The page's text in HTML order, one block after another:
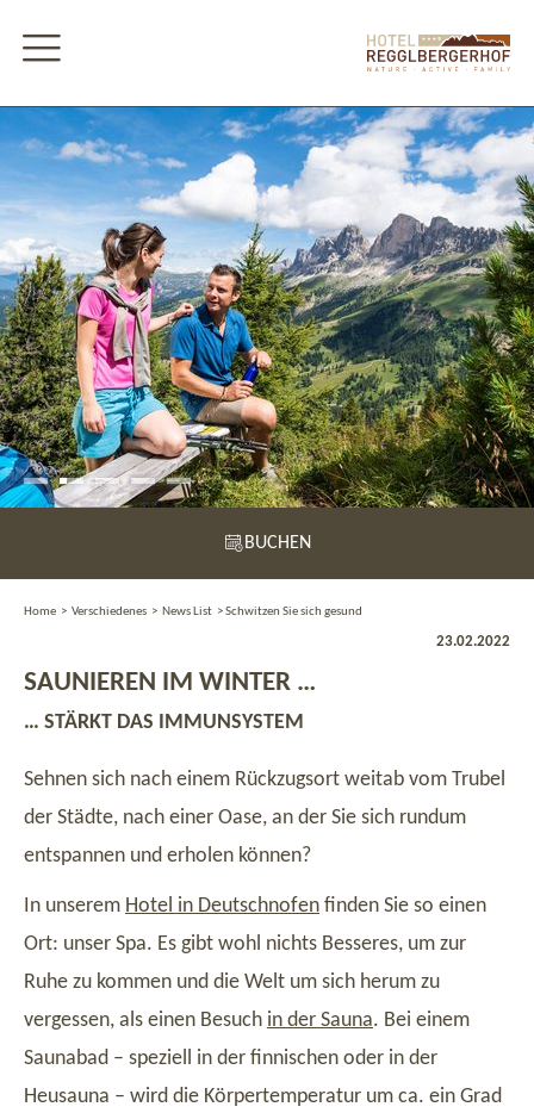
BUCHEN
Home > Verschiedenes > News List >Schwitzen Sie sich gesund
23.02.2022
SAUNIEREN IM WINTER …
… STÄRKT DAS IMMUNSYSTEM
Sehnen sich nach einem Rückzugsort weitab vom Trubel
der Städte, nach einer Oase, an der Sie sich rundum
entspannen und erholen können?
In unserem Hotel in Deutschnofen finden Sie so einen
Ort: unser Spa. Es gibt wohl nichts Besseres, um zur
Ruhe zu kommen und die Welt um sich herum zu
vergessen, als einen Besuch in der Sauna. Bei einem
Saunabad – speziell in der finnischen oder in der
Heusauna – wird die Körpertemperatur um ca. ein Grad